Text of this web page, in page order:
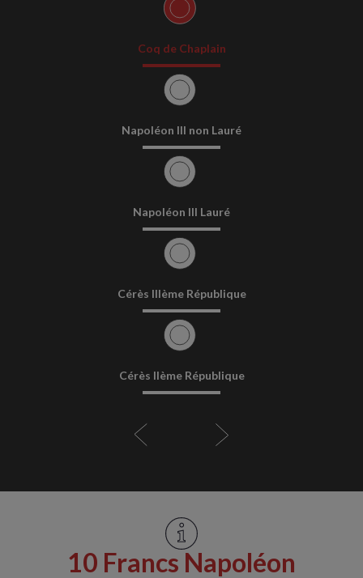
Coq de Chaplain
Napoléon III non Lauré
Napoléon III Lauré
Cérès IIIème République
Cérès IIème République
10 Francs Napoléon